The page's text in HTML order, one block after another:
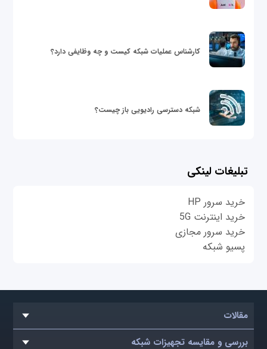
کارشناس عملیات شبکه کیست و چه وظایفی دارد؟
شبکه دسترسی رادیویی باز چیست؟
تبلیغات لینکی
خرید سرور HP
خرید اینترنت 5G
خرید سرور مجازی
پسیو شبکه
مقالات
بررسی و مقایسه تجهیزات شبکه